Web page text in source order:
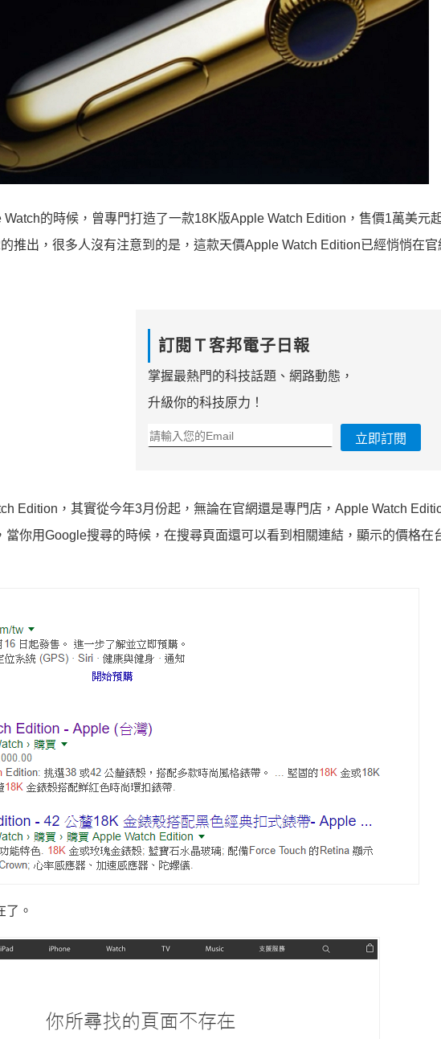
的時候，曾專門打造了一款18K版Apple Watch Edition，售價1萬美元
推出，很多人沒有注意到的是，這款天價Apple Watch Edition已經悄悄在官
訂閱Ｔ客邦電子日報
掌握最熱門的科技話題、網路動態，
升級你的科技原力！
立即訂閱
Edition，其實從今年3月份起，無論在官網還是專門店，Apple Watch
你用Google搜尋的時候，在搜尋頁面還可以看到相關連結，顯示的價格在
了。